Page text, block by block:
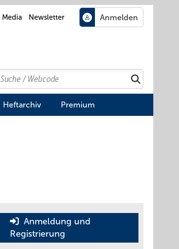
Media Newsletter
Search
Suchen
Heftarchiv Premium
Anmeldung und
Registrierung